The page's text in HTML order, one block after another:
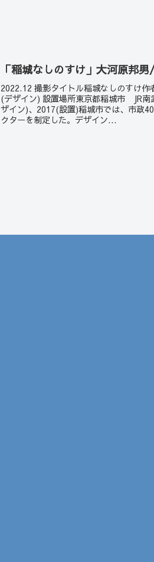
「稲城なしのすけ」大河原邦
2022.12 撮影タイトル稲城なしのすけ
(デザイン) 設置場所東京都稲城市 JR南
ザイン)、2017(設置)稲城市では、市政
クターを制定した。デザイン...